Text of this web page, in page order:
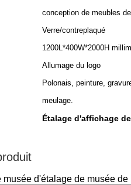
conception de meubles
Verre/contreplaqué
1200L*400W*2000H
Allumage du logo
Polonais, peinture,
meulage.
Étalage d'affichage
musée d'étalage de musée